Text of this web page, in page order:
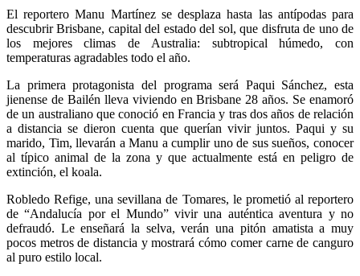
El reportero Manu Martínez se desplaza hasta las antípodas para
descubrir Brisbane, capital del estado del sol, que disfruta de uno de
los mejores climas de Australia: subtropical húmedo, con
temperaturas agradables todo el año.
La primera protagonista del programa será Paqui Sánchez, esta
jienense de Bailén lleva viviendo en Brisbane 28 años. Se enamoró
de un australiano que conoció en Francia y tras dos años de relación
a distancia se dieron cuenta que querían vivir juntos. Paqui y su
marido, Tim, llevarán a Manu a cumplir uno de sus sueños, conocer
al típico animal de la zona y que actualmente está en peligro de
extinción, el koala.
Robledo Refige, una sevillana de Tomares, le prometió al reportero
de “Andalucía por el Mundo” vivir una auténtica aventura y no
defraudó. Le enseñará la selva, verán una pitón amatista a muy
pocos metros de distancia y mostrará cómo comer carne de canguro
al puro estilo local.